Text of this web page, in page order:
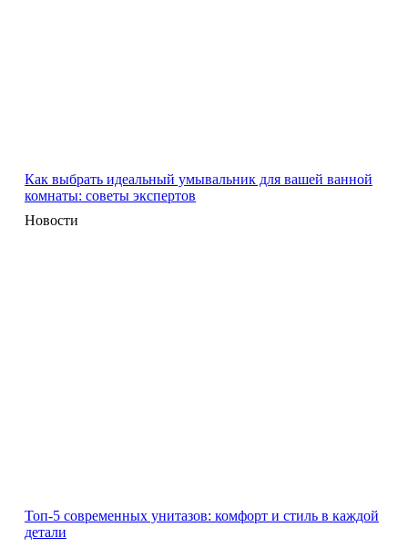
Как выбрать идеальный умывальник для вашей ванной
комнаты: советы экспертов
Новости
Топ-5 современных унитазов: комфорт и стиль в каждой
детали